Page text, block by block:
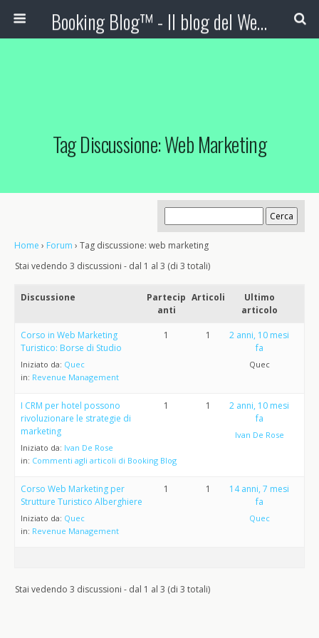
Booking Blog™ - Il blog del Web Marketing Turistico
Tag Discussione: Web Marketing
Home › Forum › Tag discussione: web marketing
Stai vedendo 3 discussioni - dal 1 al 3 (di 3 totali)
Discussione
Partecip
anti
Articoli
Ultimo
articolo
Corso in Web Marketing
Turistico: Borse di Studio
Iniziato da: Quec
in: Revenue Management
1 1
2 anni, 10 mesi
fa
Quec
I CRM per hotel possono
rivoluzionare le strategie di
marketing
Iniziato da: Ivan De Rose
in: Commenti agli articoli di Booking Blog
1 1
2 anni, 10 mesi
fa
Ivan De Rose
Corso Web Marketing per
Strutture Turistico Alberghiere
Iniziato da: Quec
in: Revenue Management
1 1
14 anni, 7 mesi
fa
Quec
Stai vedendo 3 discussioni - dal 1 al 3 (di 3 totali)